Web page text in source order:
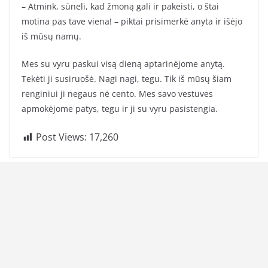
– Atmink, sūneli, kad žmoną gali ir pakeisti, o štai
motina pas tave viena! – piktai prisimerkė anyta ir išėjo
iš mūsų namų.
Mes su vyru paskui visą dieną aptarinėjome anytą.
Tekėti ji susiruošė. Nagi nagi, tegu. Tik iš mūsų šiam
renginiui ji negaus nė cento. Mes savo vestuves
apmokėjome patys, tegu ir ji su vyru pasistengia.
Post Views: 17,260